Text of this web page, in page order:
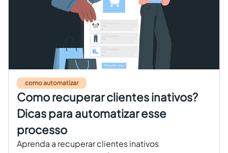
como automatizar
Como recuperar clientes inativos?
Dicas para automatizar esse
processo
Aprenda a recuperar clientes inativos